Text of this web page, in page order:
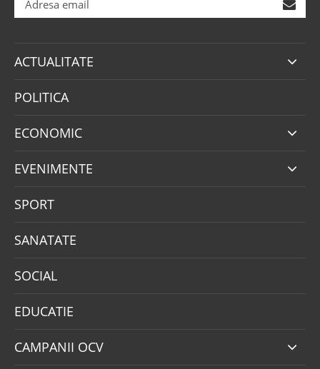
ACTUALITATE
POLITICA
ECONOMIC
EVENIMENTE
SPORT
SANATATE
SOCIAL
EDUCATIE
CAMPANII OCV